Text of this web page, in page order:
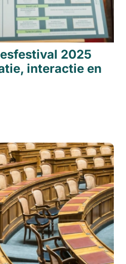
2025
interactie en